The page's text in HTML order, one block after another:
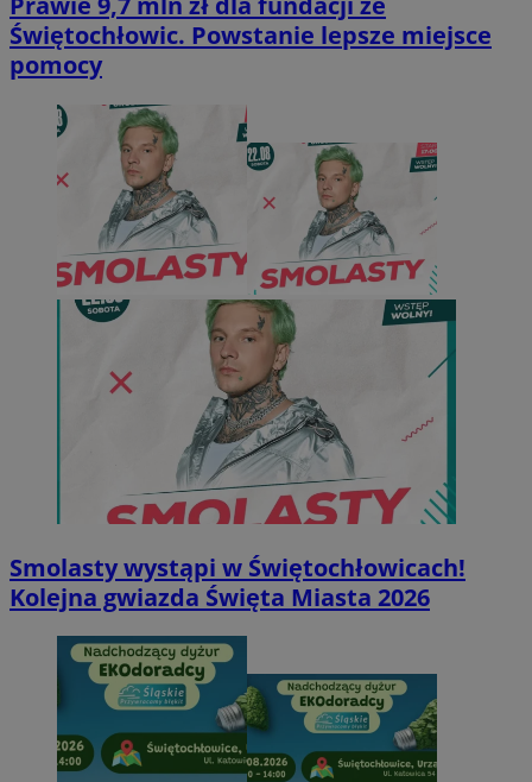
Świętochłowic. Powstanie lepsze miejsce
pomocy
Smolasty wystąpi w Świętochłowicach!
Kolejna gwiazda Święta Miasta 2026